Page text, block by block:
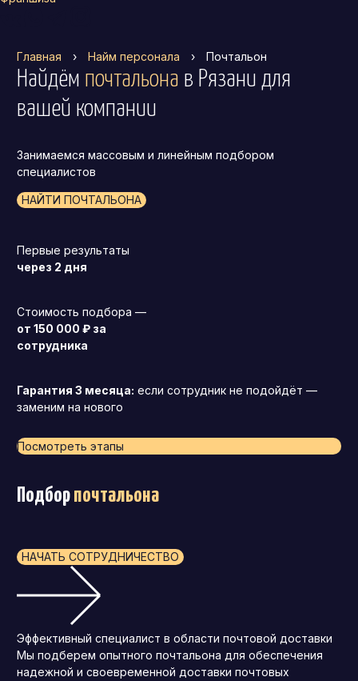
Главная › Найм персонала › Почтальон
Найдём почтальона в Рязани для
вашей компании
Занимаемся массовым и линейным подбором
специалистов
НАЙТИ ПОЧТАЛЬОНА
Первые результаты
через 2 дня
Стоимость подбора —
от 150 000 ₽ за
сотрудника
Гарантия 3 месяца: если сотрудник не подойдёт —
заменим на нового
Посмотреть этапы
Подборпочтальона
НАЧАТЬ СОТРУДНИЧЕСТВО
Эффективный специалист в области почтовой доставки
Мы подберем опытного почтальона для обеспечения
надежной и своевременной доставки почтовых